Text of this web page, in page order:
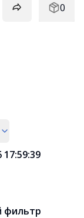
0
17:59:39
фильтр